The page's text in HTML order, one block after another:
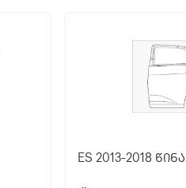
ES 2013-2018